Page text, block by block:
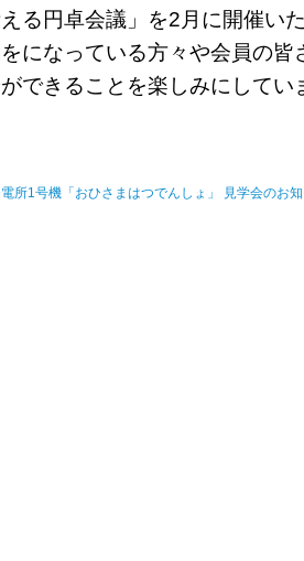
る円卓会議」を2月に開催い
になっている方々や会員の皆
できることを楽しみにしてい
所1号機「おひさまはつでんしょ」 見学会のお